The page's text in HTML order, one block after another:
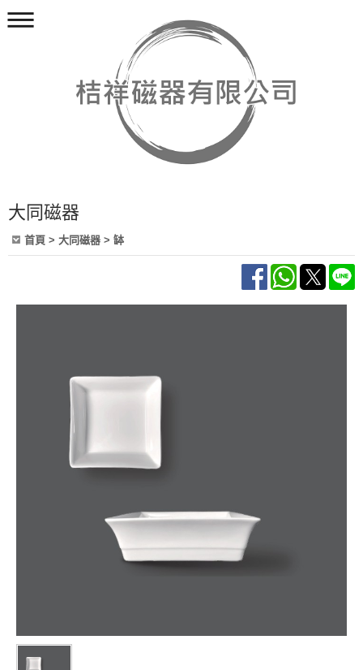
大同磁器
首頁 > 大同磁器 > 缽